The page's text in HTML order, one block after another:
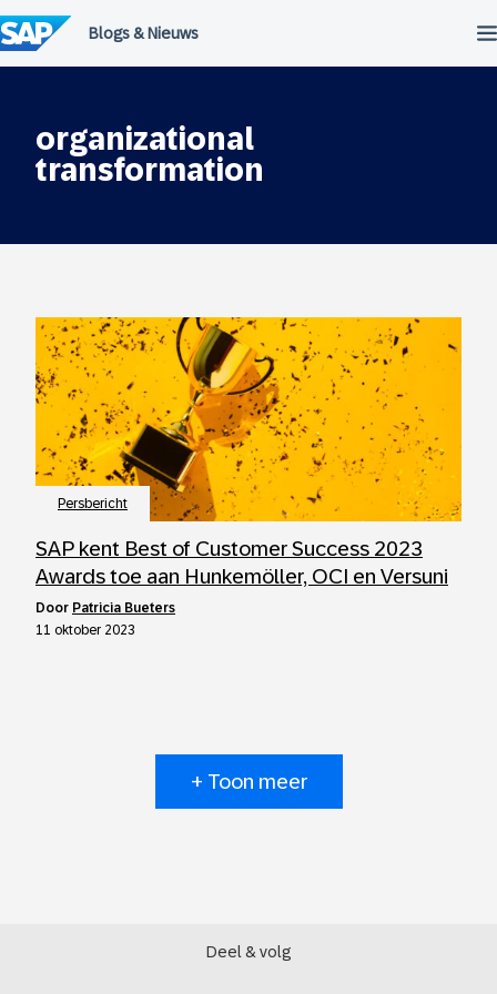
naar
de
inhoud
organizational
transformation
Persbericht
SAP kent Best of Customer Success 2023
Awards toe aan Hunkemöller, OCI en Versuni
door Patricia Bueters
11 oktober 2023
+ Toon meer
Deel & volg